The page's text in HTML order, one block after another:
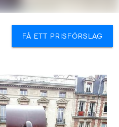
FÅ ETT PRISFÖRSLAG